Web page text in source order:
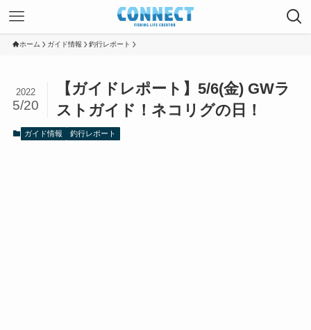
ホーム ガイド情報 釣行レポート
【ガイドレポート】5/6(金) GWラ
ストガイド！ネコリグの日！
2022
5/20
ガイド情報 釣行レポート